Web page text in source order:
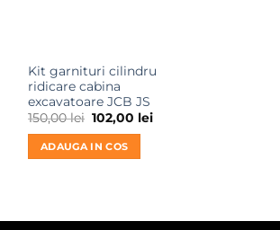
Kit garnituri cilindru
ridicare cabina
excavatoare JCB JS
150,00lei Prețul
inițial
a
fost:
150,00 lei.
102,00 leiPrețul
ADAUGA IN COS